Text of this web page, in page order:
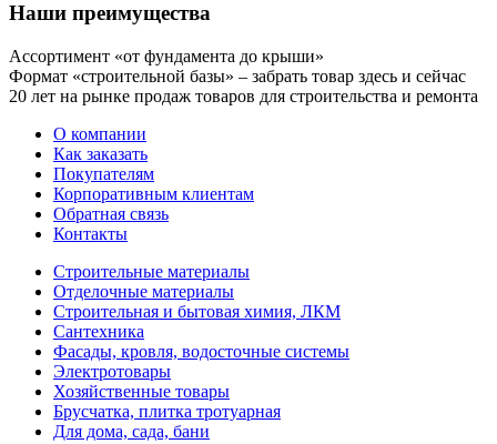
Наши преимущества
Ассортимент «от фундамента до крыши»
Формат «строительной базы» – забрать товар здесь и сейчас
20 лет на рынке продаж товаров для строительства и ремонта
О компании
Как заказать
Покупателям
Корпоративным клиентам
Обратная связь
Контакты
Строительные материалы
Отделочные материалы
Строительная и бытовая химия, ЛКМ
Сантехника
Фасады, кровля, водосточные системы
Электротовары
Хозяйственные товары
Брусчатка, плитка тротуарная
Для дома, сада, бани